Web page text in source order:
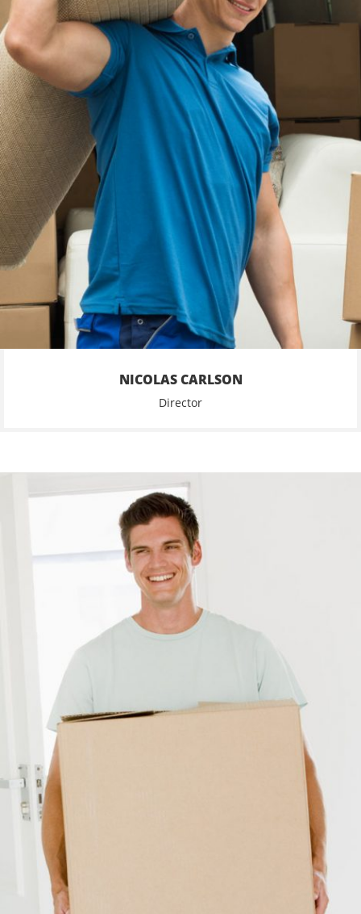
NICOLAS CARLSON
Director